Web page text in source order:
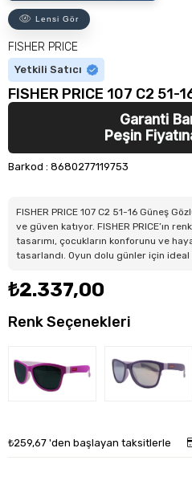
Lensi Gör
FISHER PRICE
Yetkili Satıcı
FISHER PRICE 107 C2 51-
Garanti
Peşin
Barkod : 8680277119753
FISHER PRICE 107 C2 51-16 Güneş
ve güven katıyor. FISHER PRICE’ın
tasarımı, çocukların konforunu ve
tasarlandı. Oyun dolu günler için ideal
₺2.337,00
Renk Seçenekleri
₺259,67 'den başlayan taksitlerle